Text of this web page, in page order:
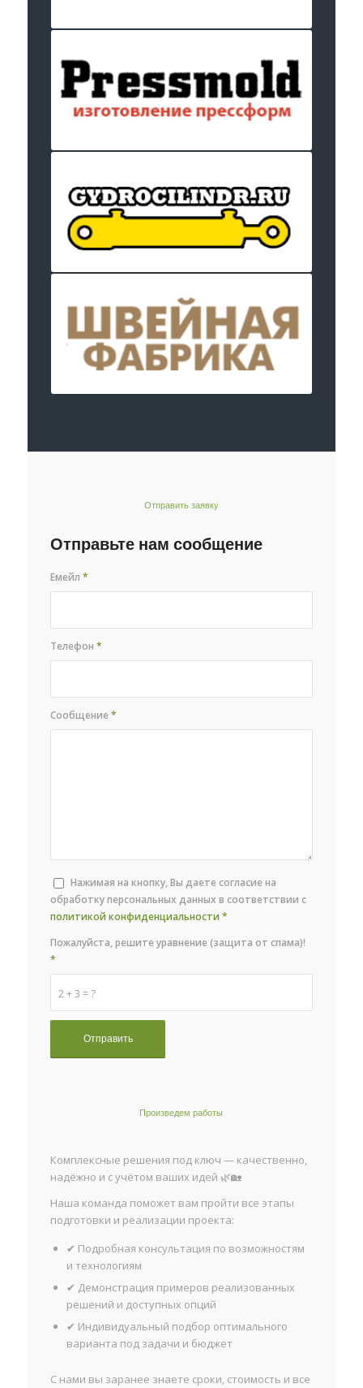
Отправить заявку
Отправьте нам сообщение
Емейл*
Телефон*
Сообщение*
Нажимая на кнопку, Вы даете согласие на
обработку персональных данных в соответствии с
политикой конфиденциальности *
2 + 3 = ?
Пожалуйста, решите уравнение (защита от спама)!
*
Произведем работы
Комплексные решения под ключ — качественно,
надёжно и с учётом ваших идей 🌿🏡
Наша команда поможет вам пройти все этапы
подготовки и реализации проекта:
✔ Подробная консультация по возможностям
и технологиям
✔ Демонстрация примеров реализованных
решений и доступных опций
✔ Индивидуальный подбор оптимального
варианта под задачи и бюджет
С нами вы заранее знаете сроки, стоимость и все